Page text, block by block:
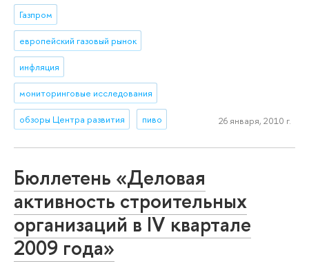
Газпром
европейский газовый рынок
инфляция
мониторинговые исследования
обзоры Центра развития пиво 26 января, 2010 г.
Бюллетень «Деловая
активность строительных
организаций в IV квартале
2009 года»